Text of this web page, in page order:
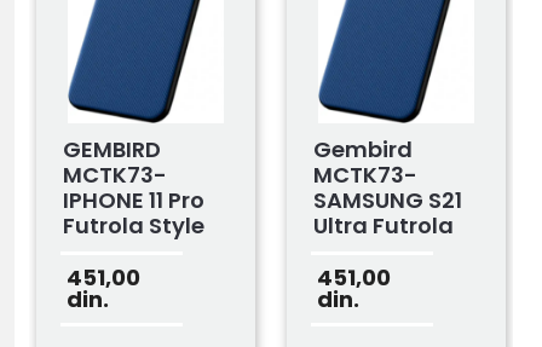
GEMBIRD
MCTK73-
IPHONE 11 Pro
Futrola Style
451,00
din.
Gembird
MCTK73-
SAMSUNG S21
Ultra Futrola
Magnetic Blue
451,00
din.